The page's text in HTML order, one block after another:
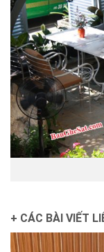
+ CÁC BÀI VIẾT